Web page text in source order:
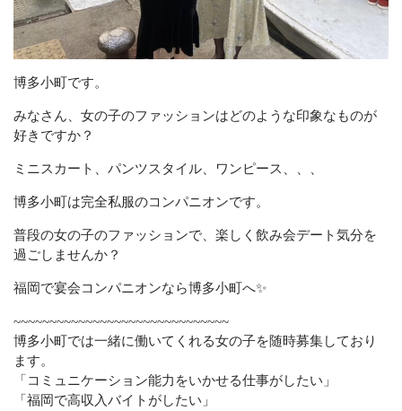
お問い合わせはこちら
メールでの受付
092-683-3495
博多小町です。
みなさん、女の子のファッションはどのような印象なものが
好きですか？
ミニスカート、パンツスタイル、ワンピース、、、
博多小町は完全私服のコンパニオンです。
普段の女の子のファッションで、楽しく飲み会デート気分を
過ごしませんか？
福岡で宴会コンパニオンなら博多小町へ✨
~~~~~~~~~~~~~~~~~~~~~~~~~~~~~~
博多小町では一緒に働いてくれる女の子を随時募集しており
ます。
「コミュニケーション能力をいかせる仕事がしたい」
「福岡で高収入バイトがしたい」